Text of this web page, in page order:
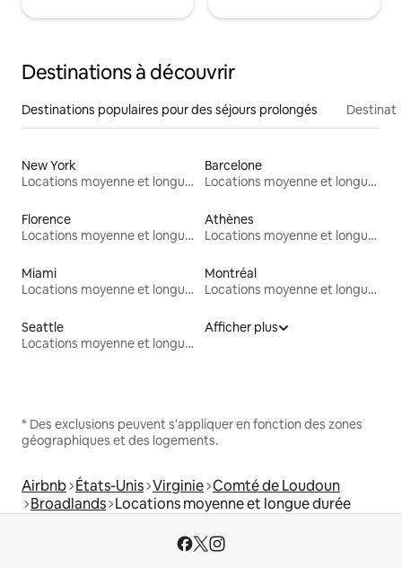
Destinations à découvrir
Destinations populaires pour des séjours prolongés
New York
Locations moyenne et longue durée
Barcelone
Locations moyenne et longue durée
Florence
Locations moyenne et longue durée
Athènes
Locations moyenne et longue durée
Miami
Locations moyenne et longue durée
Montréal
Locations moyenne et longue durée
Seattle
Locations moyenne et longue durée
Afficher plus
* Des exclusions peuvent s'appliquer en fonction des zones
géographiques et des logements.
Airbnb États-Unis Virginie Comté de Loudoun
Broadlands Locations moyenne et longue durée